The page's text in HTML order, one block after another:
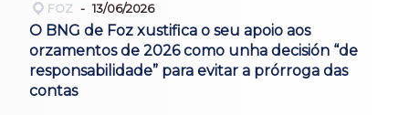
FOZ 13/06/2026
O BNG de Foz xustifica o seu apoio aos
orzamentos de 2026 como unha decisión “de
responsabilidade” para evitar a prórroga das
contas